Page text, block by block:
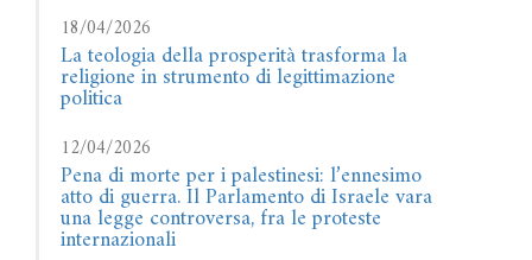
18/04/2026
La teologia della prosperità trasforma la
religione in strumento di legittimazione
politica
12/04/2026
Pena di morte per i palestinesi: l’ennesimo
atto di guerra. Il Parlamento di Israele vara
una legge controversa, fra le proteste
internazionali